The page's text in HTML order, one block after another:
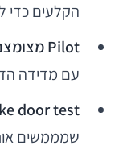
הקלעים כדי
Pilot מצומצם
עם מדידה
door test
שמממשים